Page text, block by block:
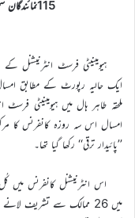
115نمائندگان سمیت کُل230 مندوبین نے شرکت کی۔
ہیومینیٹی فرسٹ انٹرنیشنل
ملحقہ طاہر ہال میں ہیومینیٹی
’’پائیدار ترقی‘‘ رکھا گیا تھا۔